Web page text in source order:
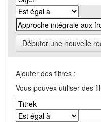
Débuter une nouvelle
Ajouter des filtres :
Vous pouvex utiliser des